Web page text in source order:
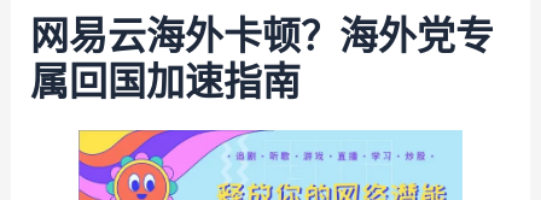
网易云海外卡顿？海外党专
属回国加速指南